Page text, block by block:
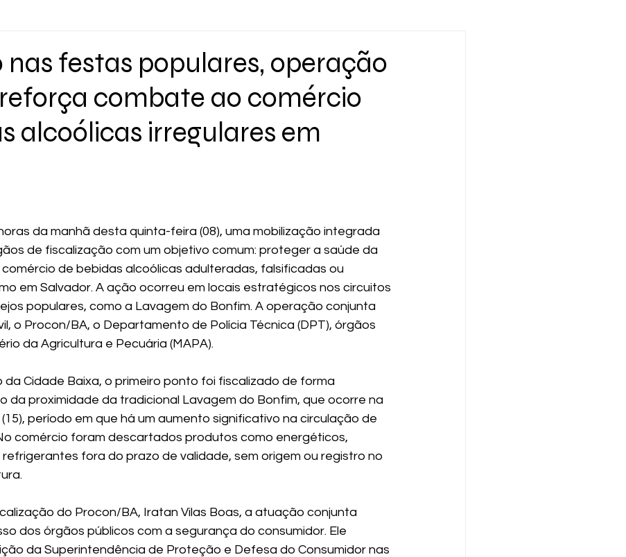
festas populares, operação
combate ao comércio
alcoólicas irregulares em
da manhã desta quinta-feira (08), uma mobilização integrada
de fiscalização com um objetivo comum: proteger a saúde da
de bebidas alcoólicas adulteradas, falsificadas ou
em Salvador. A ação ocorreu em locais estratégicos nos circuitos
populares, como a Lavagem do Bonfim. A operação conjunta
o Procon/BA, o Departamento de Polícia Técnica (DPT), órgãos
da Agricultura e Pecuária (MAPA).
da Cidade Baixa, o primeiro ponto foi fiscalizado de forma
da proximidade da tradicional Lavagem do Bonfim, que ocorre na
período em que há um aumento significativo na circulação de
comércio foram descartados produtos como energéticos,
fora do prazo de validade, sem origem ou registro no
do Procon/BA, Iratan Vilas Boas, a atuação conjunta
dos órgãos públicos com a segurança do consumidor. Ele
da Superintendência de Proteção e Defesa do Consumidor nas